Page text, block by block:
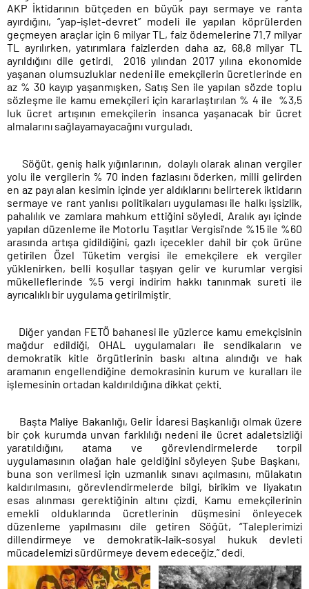
AKP İktidarının bütçeden en büyük payı sermaye ve ranta
ayırdığını, “yap-işlet-devret” modeli ile yapılan köprülerden
geçmeyen araçlar için 6 milyar TL, faiz ödemelerine 71.7 milyar
TL ayrılırken, yatırımlara faizlerden daha az, 68,8 milyar TL
ayrıldığını dile getirdi. 2016 yılından 2017 yılına ekonomide
yaşanan olumsuzluklar nedeni ile emekçilerin ücretlerinde en
az % 30 kayıp yaşanmışken, Satış Sen ile yapılan sözde toplu
sözleşme ile kamu emekçileri için kararlaştırılan % 4 ile %3,5
luk ücret artışının emekçilerin insanca yaşanacak bir ücret
almalarını sağlayamayacağını vurguladı.
Söğüt, geniş halk yığınlarının, dolaylı olarak alınan vergiler
yolu ile vergilerin % 70 inden fazlasını öderken, milli gelirden
en az payı alan kesimin içinde yer aldıklarını belirterek iktidarın
sermaye ve rant yanlısı politikaları uygulaması ile halkı işsizlik,
pahalılık ve zamlara mahkum ettiğini söyledi. Aralık ayı içinde
yapılan düzenleme ile Motorlu Taşıtlar Vergisi’nde %15 ile %60
arasında artışa gidildiğini, gazlı içecekler dahil bir çok ürüne
getirilen Özel Tüketim vergisi ile emekçilere ek vergiler
yüklenirken, belli koşullar taşıyan gelir ve kurumlar vergisi
mükelleflerinde %5 vergi indirim hakkı tanınmak sureti ile
ayrıcalıklı bir uygulama getirilmiştir.
Diğer yandan FETÖ bahanesi ile yüzlerce kamu emekçisinin
mağdur edildiği, OHAL uygulamaları ile sendikaların ve
demokratik kitle örgütlerinin baskı altına alındığı ve hak
aramanın engellendiğine demokrasinin kurum ve kuralları ile
işlemesinin ortadan kaldırıldığına dikkat çekti.
Başta Maliye Bakanlığı, Gelir İdaresi Başkanlığı olmak üzere
bir çok kurumda unvan farklılığı nedeni ile ücret adaletsizliği
yaratıldığını, atama ve görevlendirmelerde torpil
uygulamasının olağan hale geldiğini söyleyen Şube Başkanı,
buna son verilmesi için uzmanlık sınavı açılmasını, mülakatın
kaldırılmasını, görevlendirmelerde bilgi, birikim ve liyakatın
esas alınması gerektiğinin altını çizdi. Kamu emekçilerinin
emekli olduklarında ücretlerinin düşmesini önleyecek
düzenleme yapılmasını dile getiren Söğüt, “Taleplerimizi
dillendirmeye ve demokratik-laik-sosyal hukuk devleti
mücadelemizi sürdürmeye devem edeceğiz.” dedi.